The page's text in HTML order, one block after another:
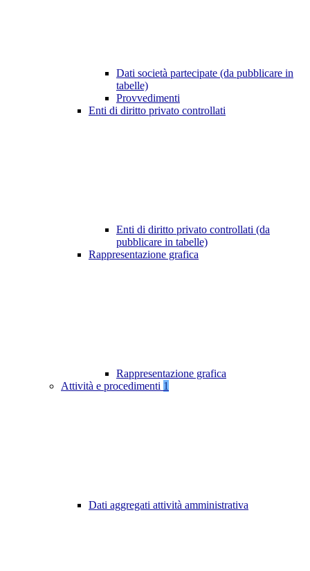
Dati società partecipate (da pubblicare in
tabelle)
Provvedimenti
Enti di diritto privato controllati
Enti di diritto privato controllati (da
pubblicare in tabelle)
Rappresentazione grafica
Rappresentazione grafica
Attività e procedimenti 1
Dati aggregati attività amministrativa